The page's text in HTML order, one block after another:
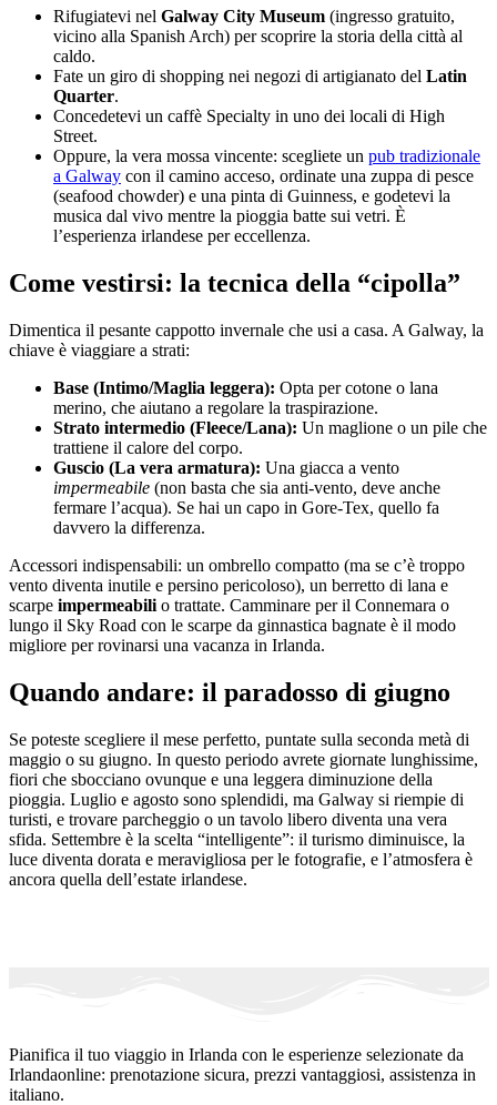
Rifugiatevi nel Galway City Museum (ingresso gratuito,
vicino alla Spanish Arch) per scoprire la storia della città al
caldo.
Fate un giro di shopping nei negozi di artigianato del Latin
Quarter.
Concedetevi un caffè Specialty in uno dei locali di High
Street.
Oppure, la vera mossa vincente: scegliete un pub tradizionale
a Galway con il camino acceso, ordinate una zuppa di pesce
(seafood chowder) e una pinta di Guinness, e godetevi la
musica dal vivo mentre la pioggia batte sui vetri. È
l’esperienza irlandese per eccellenza.
Come vestirsi: la tecnica della “cipolla”
Dimentica il pesante cappotto invernale che usi a casa. A Galway, la
chiave è viaggiare a strati:
Base (Intimo/Maglia leggera): Opta per cotone o lana
merino, che aiutano a regolare la traspirazione.
Strato intermedio (Fleece/Lana): Un maglione o un pile che
trattiene il calore del corpo.
Guscio (La vera armatura): Una giacca a vento
impermeabile (non basta che sia anti-vento, deve anche
fermare l’acqua). Se hai un capo in Gore-Tex, quello fa
davvero la differenza.
Accessori indispensabili: un ombrello compatto (ma se c’è troppo
vento diventa inutile e persino pericoloso), un berretto di lana e
scarpe impermeabili o trattate. Camminare per il Connemara o
lungo il Sky Road con le scarpe da ginnastica bagnate è il modo
migliore per rovinarsi una vacanza in Irlanda.
Quando andare: il paradosso di giugno
Se poteste scegliere il mese perfetto, puntate sulla seconda metà di
maggio o su giugno. In questo periodo avrete giornate lunghissime,
fiori che sbocciano ovunque e una leggera diminuzione della
pioggia. Luglio e agosto sono splendidi, ma Galway si riempie di
turisti, e trovare parcheggio o un tavolo libero diventa una vera
sfida. Settembre è la scelta “intelligente”: il turismo diminuisce, la
luce diventa dorata e meravigliosa per le fotografie, e l’atmosfera è
ancora quella dell’estate irlandese.
Pianifica il tuo viaggio in Irlanda con le esperienze selezionate da
Irlandaonline: prenotazione sicura, prezzi vantaggiosi, assistenza in
italiano.